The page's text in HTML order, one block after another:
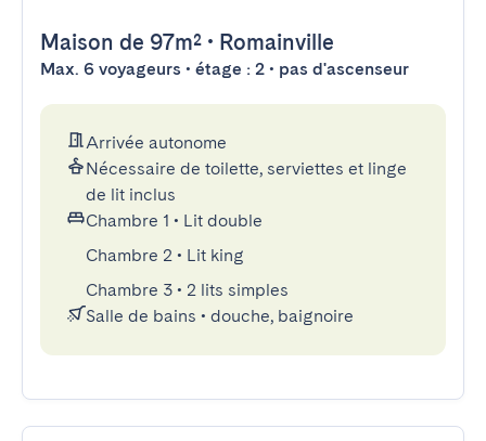
Maison de 97m² • Romainville
Max. 6 voyageurs • étage : 2 • pas d'ascenseur
Arrivée autonome
Nécessaire de toilette, serviettes et linge
de lit inclus
Chambre 1 • Lit double
Chambre 2 • Lit king
Chambre 3 • 2 lits simples
Salle de bains • douche, baignoire